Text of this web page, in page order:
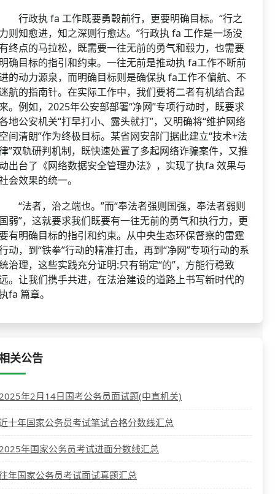
政执 fa 工作既要勇毂前行，更要明确目标。“行之
则知愈进，知之深则行愈达。”行政执 fa 工作是一场没
终点的马拉松，既需要一往无前的勇气和毂力，也需要
确目标的指引和约束。一往无前是推动执 fa工作不断前
的动力源泉，而明确目标则是确保执 fa工作不偏航、不
航的指南针。在实际工作中，我们要将二者有机结合起
。例如，2025年公安部部署“净网”专项行动时，既要求
地公安机关“打早打小、露头就打”，又明确将“维护网络
间清朗”作为终极目标。某省网安部门据此建立“技术+法
”双轨研判机制，既快速处置了多起网络诈骗案件，又推
出台了《网络数据安全管理办法》，实现了执fa 效果与
会效果的统一。
法者，治之端也。”而“奉法者强则国强，奉法者弱则
弱”，这就要求我们既要有一往无前的勇气和执行力，更
有明确目标的指引和约束。从中央生态环保督察的雷霆
动，到“铁拳”行动的精准打击，再到“净网”专项行动的系
治理，这些实践充分证明:只有销定“的”，方能行稳致
。让我们携手共进，在法治建设的道路上书写新时代的
fa 篇章。
关公告
年2月14日国考公务员面试题(中直机关)
十年国家公务员考试笔试合格分数线汇总
年国家公务员考试进面分数线汇总
年国家公务员考试面试真题汇总